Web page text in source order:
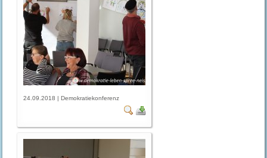
24.09.2018 | Demokratiekonferenz